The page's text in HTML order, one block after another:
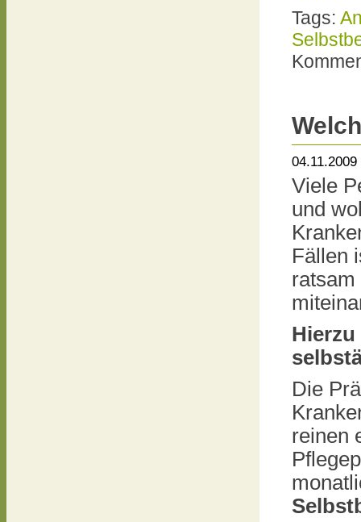
Tags:
Viele
und
Fällen
ratsam
Die
reinen